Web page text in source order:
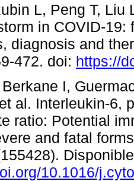
L, Peng T, Liu
in COVID-
diagnosis and
472. doi: https://
I,
al. Interleukin-6,
ratio: Potential
and fatal
10.1016/